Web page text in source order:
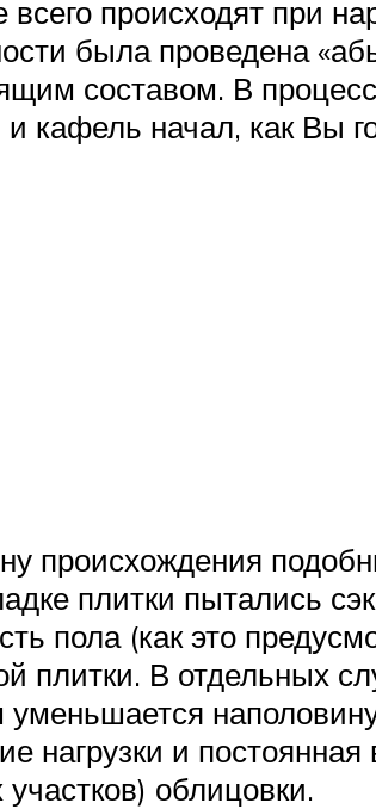
происходят при
была проведена
составом. В
начал, как Вы
происхождения
плитки пытались
пола (как это
плитки. В отдельных
нагрузки и
облицовки.